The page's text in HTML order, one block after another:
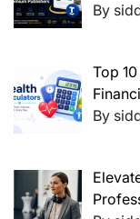
By
Top
By